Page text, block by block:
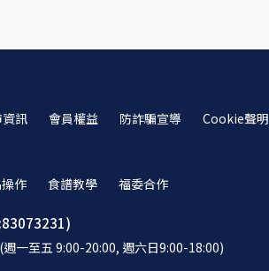
訊 會員權益 防詐騙宣導 Cookie聲明
作 食譜教學 福委合作
一至五 9:00-20:00, 週六日9:00-18:00)